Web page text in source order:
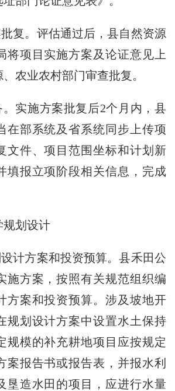
。评估通过后，县自然资源
将项目实施方案及论证意见上
农业农村部门审查批复。
施方案批复后2个月内，县
在部系统及省系统同步上传项
文件、项目范围坐标和计划新
填报立项阶段相关信息，完成
划设计
方案和投资预算。县禾田公
施方案，按照有关规范组织编
方案和投资预算。涉及坡地开
规划设计方案中设置水土保持
规模的补充耕地项目应按规定
案报告书或报告表，并报水利
垦造水田的项目，应进行水量